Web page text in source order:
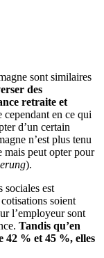
sont similaires
des
retraite et
en ce qui
d’un certain
n’est plus tenu
mais peut opter pour
).
sociales est
soient
l’employeur sont
Tandis qu’en
42 % et 45 %, elles